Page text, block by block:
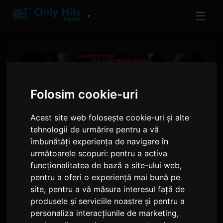
Folosim cookie-uri
Acest site web folosește cookie-uri și alte
tehnologii de urmărire pentru a vă
îmbunătăți experiența de navigare în
următoarele scopuri: pentru a activa
funcționalitatea de bază a site-ului web,
pentru a oferi o experiență mai bună pe
site, pentru a vă măsura interesul față de
produsele și serviciile noastre și pentru a
personaliza interacțiunile de marketing,
▼ ☰
CORTIS Anunță Primul Lor
Turneu Mondial Solo 'PUT
YOUR PHONE DOWN'